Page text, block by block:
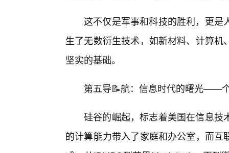
这不仅是军事和科技的胜利，更是
生了无数衍生技术，如新材料、计算
坚实的基础。
第五导📝航：信息时代的曙光——
硅谷的崛起，标志着美国在信息技
的计算能力带入了家庭和办公室，而